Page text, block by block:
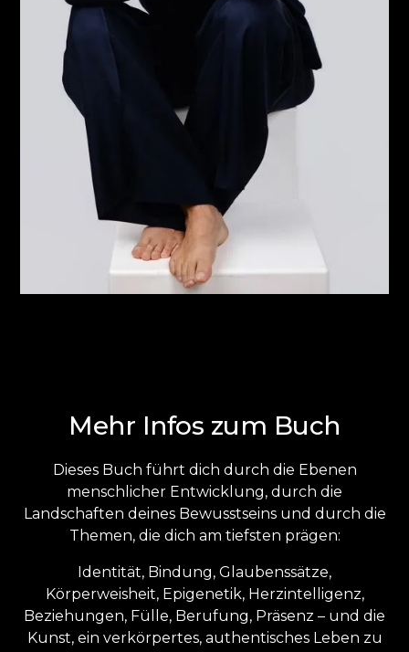
Mehr Infos zum Buch
Dieses Buch führt dich durch die Ebenen
menschlicher Entwicklung, durch die
Landschaften deines Bewusstseins und durch die
Themen, die dich am tiefsten prägen:
Identität, Bindung, Glaubenssätze,
Körperweisheit, Epigenetik, Herzintelligenz,
Beziehungen, Fülle, Berufung, Präsenz – und die
Kunst, ein verkörpertes, authentisches Leben zu